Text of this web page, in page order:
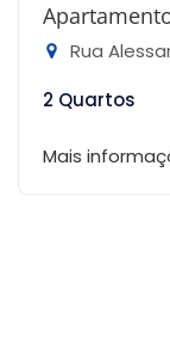
Rua
2 Quartos
Mais